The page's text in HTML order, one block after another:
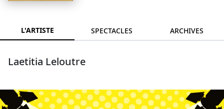
L'ARTISTE SPECTACLES ARCHIVES
Laetitia Leloutre